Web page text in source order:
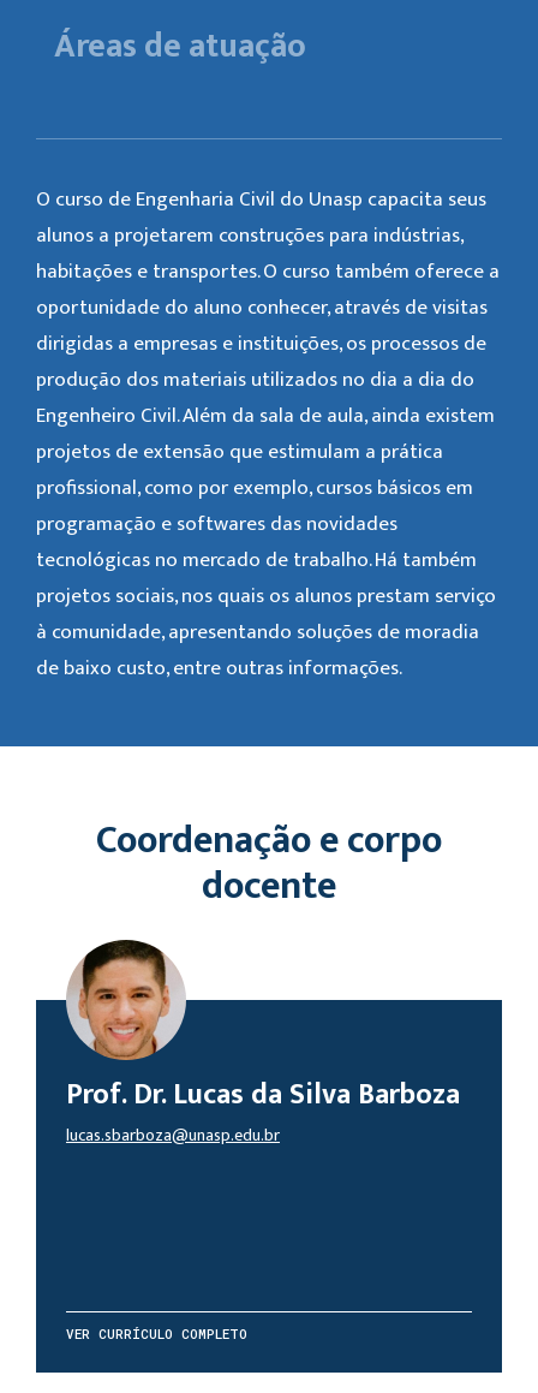
Áreas de atuação
O curso de Engenharia Civil do Unasp capacita seus
alunos a projetarem construções para indústrias,
habitações e transportes. O curso também oferece a
oportunidade do aluno conhecer, através de visitas
dirigidas a empresas e instituições, os processos de
produção dos materiais utilizados no dia a dia do
Engenheiro Civil. Além da sala de aula, ainda existem
projetos de extensão que estimulam a prática
profissional, como por exemplo, cursos básicos em
programação e softwares das novidades
tecnológicas no mercado de trabalho. Há também
projetos sociais, nos quais os alunos prestam serviço
à comunidade, apresentando soluções de moradia
de baixo custo, entre outras informações.
Coordenação e corpo
docente
Prof. Dr. Lucas da Silva Barboza
lucas.sbarboza@unasp.edu.br
VER CURRÍCULO COMPLETO